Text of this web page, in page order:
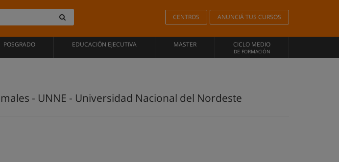
CENTROS ANUNCIÁ TUS CURSOS
POSGRADO EDUCACIÓN EJECUTIVA MASTER CICLO MEDIO
DE FORMACIÓN
- UNNE - Universidad Nacional del Nordeste